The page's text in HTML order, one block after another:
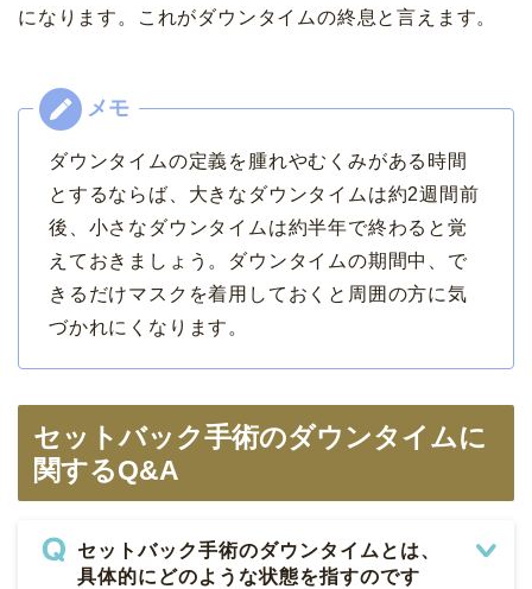
になります。これがダウンタイムの終息と言えます。
ダウンタイムの定義を腫れやむくみがある時間
とするならば、大きなダウンタイムは約2週間前
後、小さなダウンタイムは約半年で終わると覚
えておきましょう。ダウンタイムの期間中、で
きるだけマスクを着用しておくと周囲の方に気
づかれにくなります。
セットバック手術のダウンタイムに
関するQ&A
セットバック手術のダウンタイムとは、
具体的にどのような状態を指すのです